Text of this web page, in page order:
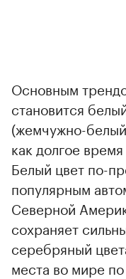
Основным
становится
(жемчужно-
как долгое
Белый цвет по-
популярным
Северной
сохраняет
серебряный
места во мире